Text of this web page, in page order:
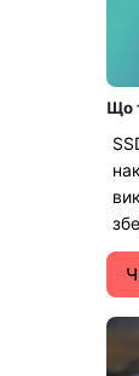
Що